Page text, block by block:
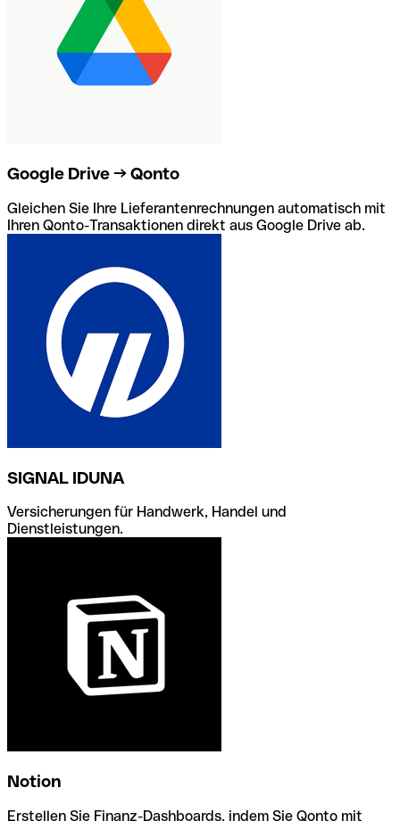
Google Drive → Qonto
Gleichen Sie Ihre Lieferantenrechnungen automatisch mit
Ihren Qonto-Transaktionen direkt aus Google Drive ab.
SIGNAL IDUNA
Versicherungen für Handwerk, Handel und
Dienstleistungen.
Notion
Erstellen Sie Finanz-Dashboards, indem Sie Qonto mit